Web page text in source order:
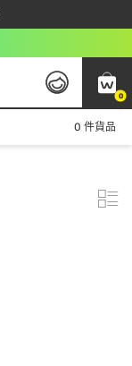
0
0 件貨品